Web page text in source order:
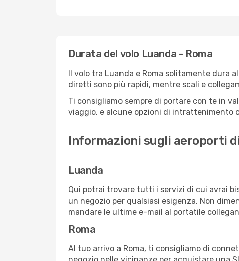
Durata del volo Luanda - Roma
Il volo tra Luanda e Roma solitamente dura
diretti sono più rapidi, mentre scali e
Ti consigliamo sempre di portare con te in
viaggio, e alcune opzioni di intrattenimento
Informazioni sugli aeroporti
Luanda
Qui potrai trovare tutti i servizi di cui avrai
un negozio per qualsiasi esigenza. Non
mandare le ultime e-mail al portatile
Roma
Al tuo arrivo a Roma, ti consigliamo di